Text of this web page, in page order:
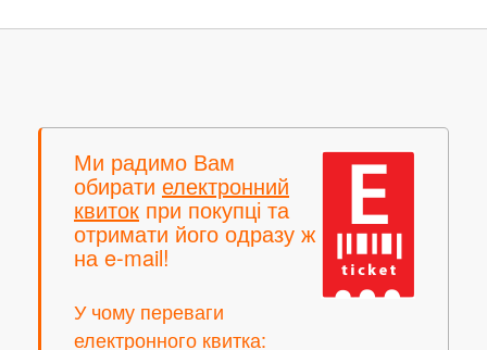
Ми радимо Вам
обирати електронний
квиток при покупці та
отримати його одразу ж
на e-mail!
У чому переваги
електронного квитка: